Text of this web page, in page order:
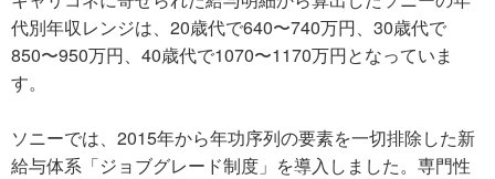
代別年収レンジは、20歳代で640〜740万円、30歳代で
850〜950万円、40歳代で1070〜1170万円となっていま
す。
ソニーでは、2015年から年功序列の要素を一切排除した新
給与体系「ジョブグレード制度」を導入しました。専門性